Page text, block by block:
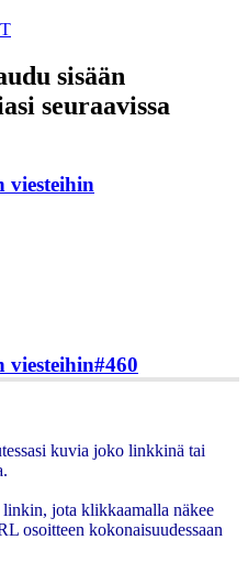
sisään
seuraavissa
viesteihin
viesteihin#460
kuvia joko linkkinä tai
jota klikkaamalla näkee
osoitteen kokonaisuudessaan